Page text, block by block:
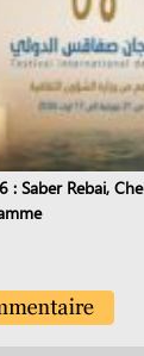
: Saber Rebai,